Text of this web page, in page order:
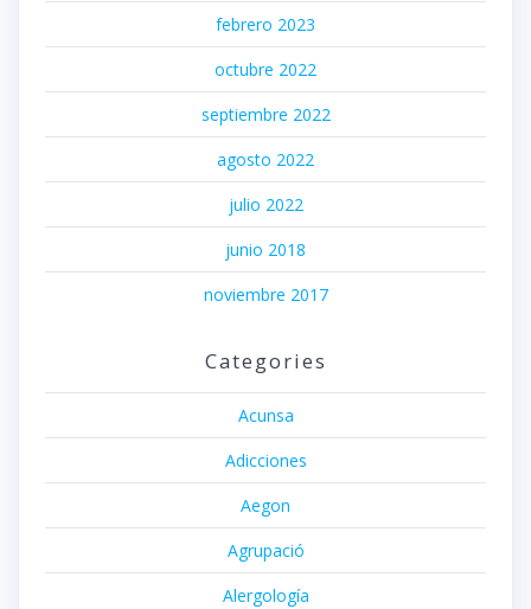
febrero 2023
octubre 2022
septiembre 2022
agosto 2022
julio 2022
junio 2018
noviembre 2017
Categories
Acunsa
Adicciones
Aegon
Agrupació
Alergología